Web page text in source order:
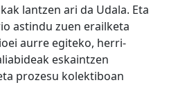
lantzen ari da Udala. Eta
astindu zuen erailketa
aurre egiteko, herri-
eskaintzen
prozesu kolektiboan